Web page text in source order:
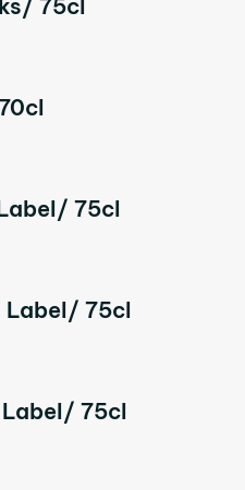
75cl
75cl
Label/ 75cl
Label/ 75cl